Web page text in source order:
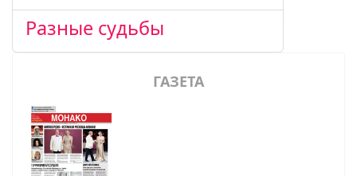
Разные судьбы
ГАЗЕТА